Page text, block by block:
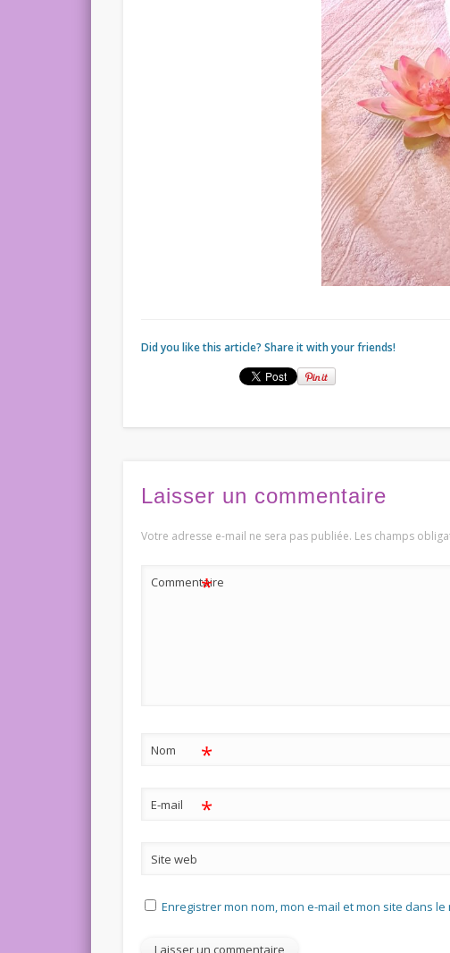
Did you like this article? Share it with your friends!
Laisser un commentaire
Votre adresse e-mail ne sera pas publiée. Les champs
Commentaire
*
Nom *
E-mail *
Site web
Enregistrer mon nom, mon e-mail et mon site dans